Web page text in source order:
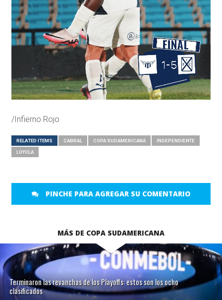
/Infierno Rojo
RELATED ITEMS CABRAL COPA SUDAMERICANA INDEPENDIENTE
LOYOLA
PINCHE PARA AGREGAR SU COMENTARIO
MÁS DE COPA SUDAMERICANA
Terminaron las revanchas de los Playoffs: estos son los ocho
clasificados